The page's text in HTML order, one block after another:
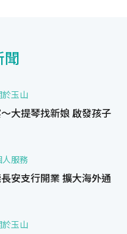
聞
於玉山
琴找新娘 啟發孩子
人服務
開業 擴大海外通
於玉山